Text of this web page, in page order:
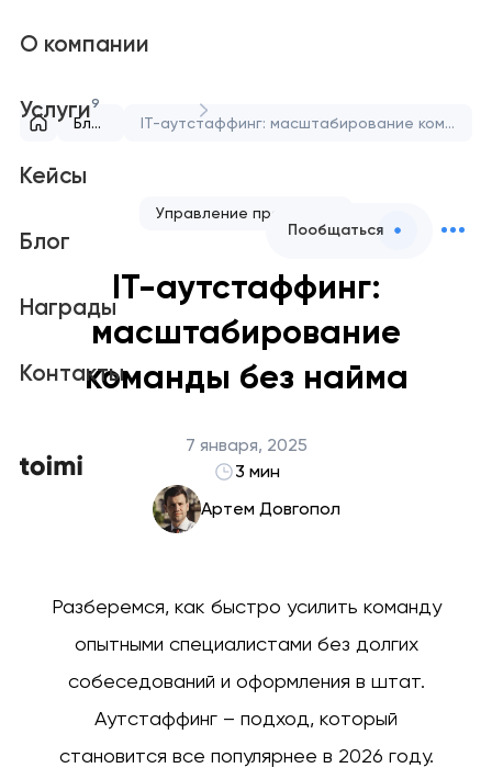
О компании
Услуги9
Кейсы
Блог
Награды
Контакты
Пообщаться
Блог IT-аутстаффинг: масштабирование команды без найма
Управление проектами
IT-аутстаффинг:
масштабирование
команды без найма
7 января, 2025
3 мин
Артем Довгопол
Разберемся, как быстро усилить команду
опытными специалистами без долгих
собеседований и оформления в штат.
Аутстаффинг – подход, который
становится все популярнее в 2026 году.